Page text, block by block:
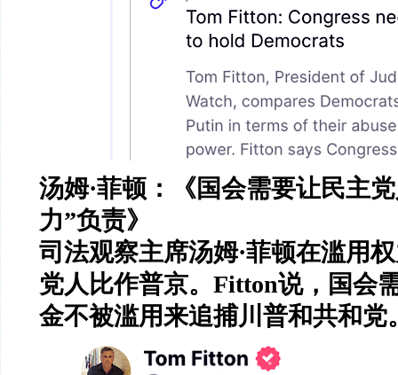
汤姆·菲顿：《国会需要让民主
力”负责》
司法观察主席汤姆·菲顿在滥用
党人比作普京。 Fitton说，国会
金不被滥用来追捕川普和共和党